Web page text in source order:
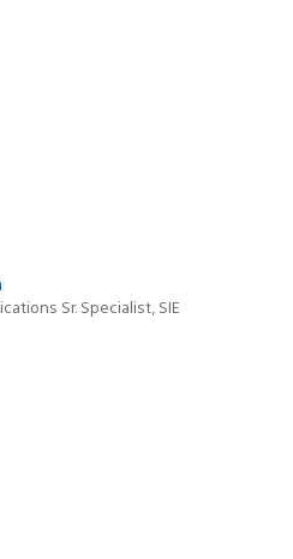
Sr. Specialist, SIE